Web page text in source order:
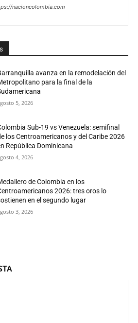
nacioncolombia.com
avanza en la remodelación del
para la final de la
5, 2026
Sub-19 vs Venezuela: semifinal
los Centroamericanos y del Caribe 2026
República Dominicana
4, 2026
de Colombia en los
2026: tres oros lo
en el segundo lugar
3, 2026